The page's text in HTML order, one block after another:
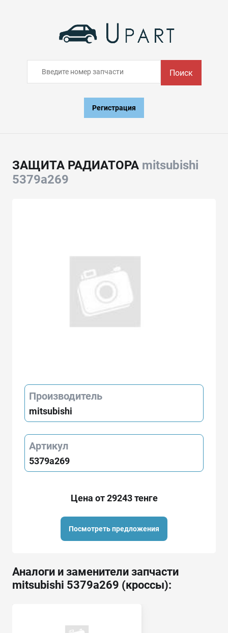
Поиск
Регистрация
ЗАЩИТА РАДИАТОРА mitsubishi
5379a269
Производитель
mitsubishi
Артикул
5379a269
Цена от 29243 тенге
Посмотреть предложения
Аналоги и заменители запчасти
mitsubishi 5379a269 (кроссы):